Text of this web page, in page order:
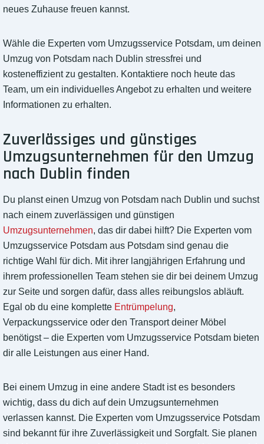
neues Zuhause freuen kannst.
Wähle die Experten vom Umzugsservice Potsdam, um deinen
Umzug von Potsdam nach Dublin stressfrei und
kosteneffizient zu gestalten. Kontaktiere noch heute das
Team, um ein individuelles Angebot zu erhalten und weitere
Informationen zu erhalten.
Zuverlässiges und günstiges
Umzugsunternehmen für den Umzug
nach Dublin finden
Du planst einen Umzug von Potsdam nach Dublin und suchst
nach einem zuverlässigen und günstigen
Umzugsunternehmen, das dir dabei hilft? Die Experten vom
Umzugsservice Potsdam aus Potsdam sind genau die
richtige Wahl für dich. Mit ihrer langjährigen Erfahrung und
ihrem professionellen Team stehen sie dir bei deinem Umzug
zur Seite und sorgen dafür, dass alles reibungslos abläuft.
Egal ob du eine komplette Entrümpelung,
Verpackungsservice oder den Transport deiner Möbel
benötigst – die Experten vom Umzugsservice Potsdam bieten
dir alle Leistungen aus einer Hand.
Bei einem Umzug in eine andere Stadt ist es besonders
wichtig, dass du dich auf dein Umzugsunternehmen
verlassen kannst. Die Experten vom Umzugsservice Potsdam
sind bekannt für ihre Zuverlässigkeit und Sorgfalt. Sie planen